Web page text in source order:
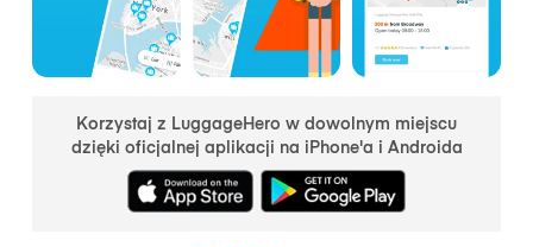
Korzystaj z LuggageHero w dowolnym miejscu
dzięki oficjalnej aplikacji na iPhone'a i Androida